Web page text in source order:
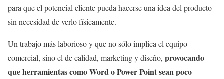
para que el potencial cliente pueda hacerse una idea del producto
sin necesidad de verlo físicamente.
Un trabajo más laborioso y que no sólo implica el equipo
comercial, sino el de calidad, marketing y diseño, provocando
que herramientas como Word o Power Point sean poco